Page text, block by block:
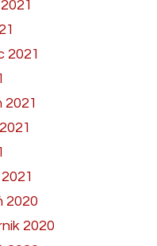
2021
2021
2020
2020